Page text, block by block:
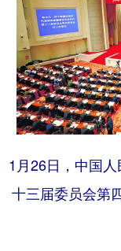
多语种频道
English
Русский
1月26日，中国
十三届委员会第